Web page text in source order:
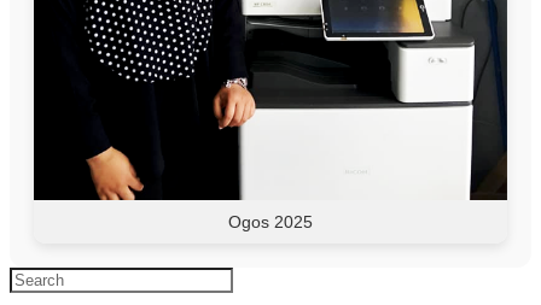
Ogos 2025